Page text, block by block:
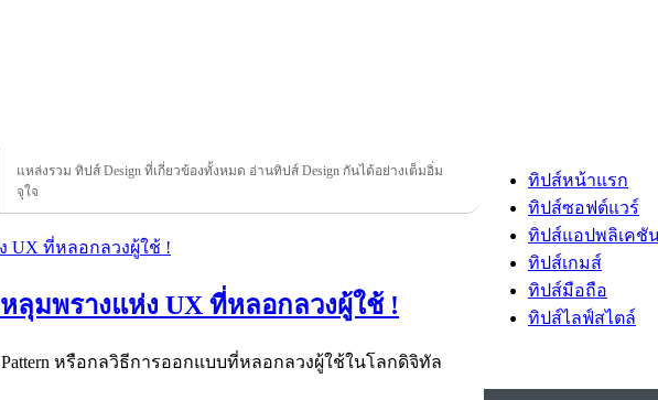
แหล่งรวม ทิปส์ Design ที่เกี่ยวข้องทั้งหมด อ่านทิปส์ Design กันได้อย่างเต็มอิ่ม
จุใจ
ลุมพรางแห่ง UX ที่หลอกลวงผู้ใช้ !
Pattern หรือกลวิธีการออกแบบที่หลอกลวงผู้ใช้ในโลกดิจิทัล
ทิปส์หน้าแรก
ทิปส์ซอฟต์แวร์
ทิปส์แอปพลิเคชั
ทิปส์เกมส์
ทิปส์มือถือ
ทิปส์ไลฟ์สไตล์